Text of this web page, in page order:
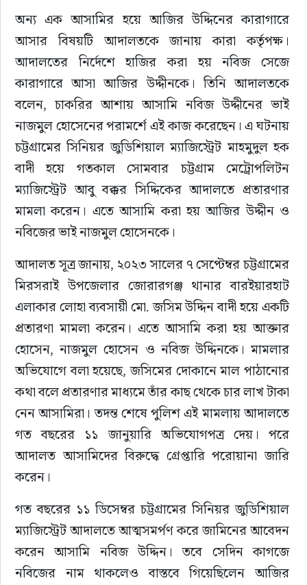
অন্য এক আসামির হয়ে আজির উদ্দিনের কারাগারে
আসার বিষয়টি আদালতকে জানায় কারা কর্তৃপক্ষ।
আদালতের নির্দেশে হাজির করা হয় নবিজ সেজে
কারাগারে আসা আজির উদ্দীনকে। তিনি আদালতকে
বলেন, চাকরির আশায় আসামি নবিজ উদ্দীনের ভাই
নাজমুল হোসেনের পরামর্শে এই কাজ করেছেন। এ ঘটনায়
চট্টগ্রামের সিনিয়র জুডিশিয়াল ম্যাজিস্ট্রেট মাহমুদুল হক
বাদী হয়ে গতকাল সোমবার চট্টগ্রাম মেট্রোপলিটন
ম্যাজিস্ট্রেট আবু বক্কর সিদ্দিকের আদালতে প্রতারণার
মামলা করেন। এতে আসামি করা হয় আজির উদ্দীন ও
নবিজের ভাই নাজমুল হোসেনকে।
আদালত সূত্র জানায়, ২০২৩ সালের ৭ সেপ্টেম্বর চট্টগ্রামের
মিরসরাই উপজেলার জোরারগঞ্জ থানার বারইয়ারহাট
এলাকার লোহা ব্যবসায়ী মো. জসিম উদ্দিন বাদী হয়ে একটি
প্রতারণা মামলা করেন। এতে আসামি করা হয় আক্তার
হোসেন, নাজমুল হোসেন ও নবিজ উদ্দিনকে। মামলার
অভিযোগে বলা হয়েছে, জসিমের দোকানে মাল পাঠানোর
কথা বলে প্রতারণার মাধ্যমে তাঁর কাছ থেকে চার লাখ টাকা
নেন আসামিরা। তদন্ত শেষে পুলিশ এই মামলায় আদালতে
গত বছরের ১১ জানুয়ারি অভিযোগপত্র দেয়। পরে
আদালত আসামিদের বিরুদ্ধে গ্রেপ্তারি পরোয়ানা জারি
করেন।
গত বছরের ১১ ডিসেম্বর চট্টগ্রামের সিনিয়র জুডিশিয়াল
ম্যাজিস্ট্রেট আদালতে আত্মসমর্পণ করে জামিনের আবেদন
করেন আসামি নবিজ উদ্দিন। তবে সেদিন কাগজে
নবিজের নাম থাকলেও বাস্তবে গিয়েছিলেন আজির